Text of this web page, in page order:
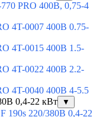
PRO 400В, 0,75-4
4T-0007 400В 0.75-
4T-0015 400В 1.5-
4T-0022 400В 2.2-
4T-0040 400В 4-5.5
0,4-22 кВт
▼
190s 220/380В 0,4-22